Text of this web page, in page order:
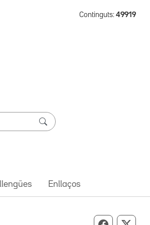
Continguts: 49919
Enllaços